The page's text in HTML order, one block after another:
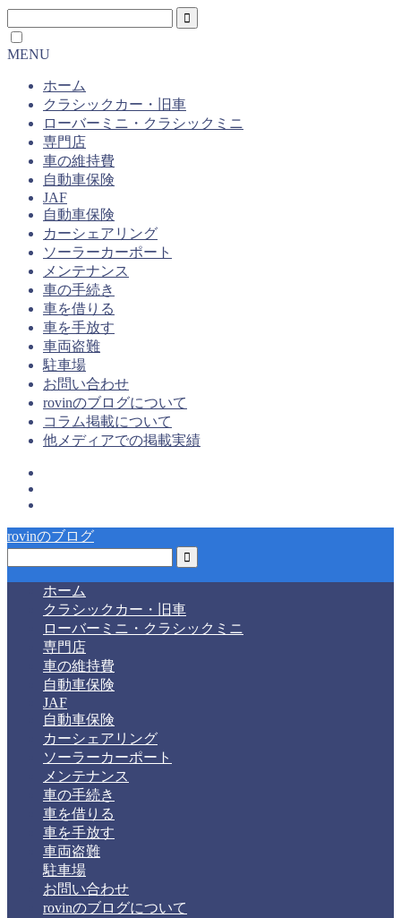
MENU
ホーム
クラシックカー・旧車
ローバーミニ・クラシックミニ
専門店
車の維持費
自動車保険
JAF
自動車保険
カーシェアリング
ソーラーカーポート
メンテナンス
車の手続き
車を借りる
車を手放す
車両盗難
駐車場
お問い合わせ
rovinのブログについて
コラム掲載について
他メディアでの掲載実績
rovinのブログ
ホーム
クラシックカー・旧車
ローバーミニ・クラシックミニ
専門店
車の維持費
自動車保険
JAF
自動車保険
カーシェアリング
ソーラーカーポート
メンテナンス
車の手続き
車を借りる
車を手放す
車両盗難
駐車場
お問い合わせ
rovinのブログについて